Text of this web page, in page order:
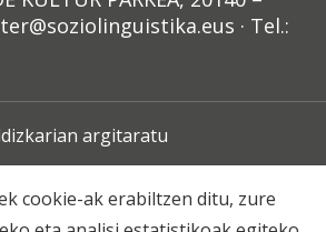
· Tel.:
argitaratu
Lege Oharra
cookie-ak erabiltzen ditu, zure